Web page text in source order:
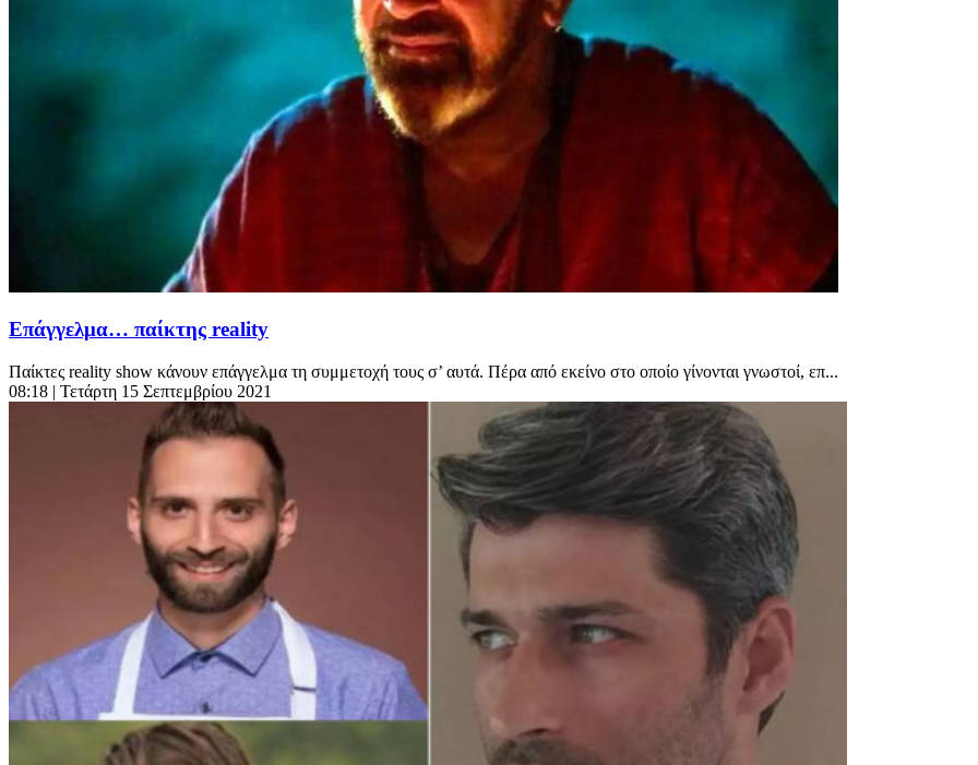
Επάγγελμα… παίκτης reality
Παίκτες reality show κάνουν επάγγελμα τη συμμετοχή τους σ’ αυτά. Πέρα από εκείνο στο οποίο γίνονται γνωστοί, επ...
08:18 | Τετάρτη 15 Σεπτεμβρίου 2021